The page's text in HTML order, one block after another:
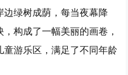
绿树成荫，每当夜幕降
构成了一幅美丽的画卷，
游乐区，满足了不同年龄